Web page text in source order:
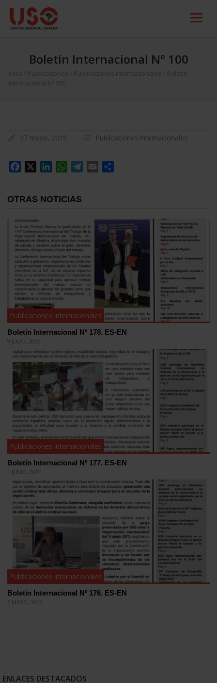
Boletín Internacional Nº 100
Inicio Publicaciones Publicaciones internacionales
Boletín
Internacional Nº 100
27 mayo, 2019 Publicaciones internacionales
Facebook LinkedInWhatsApp
Telegram
Email
OTRAS NOTICIAS
Publicaciones internacionales
Boletín Internacional Nº 178. ES-EN
9 JULIO, 2026
Publicaciones internacionales
Boletín Internacional Nº 177. ES-EN
1 JUNIO, 2026
Publicaciones internacionales
Boletín Internacional Nº 176. ES-EN
5 MAYO, 2026
ENLACES DESTACADOS